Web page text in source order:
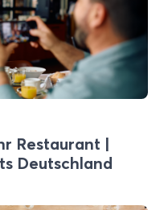
Restaurant |
Deutschland